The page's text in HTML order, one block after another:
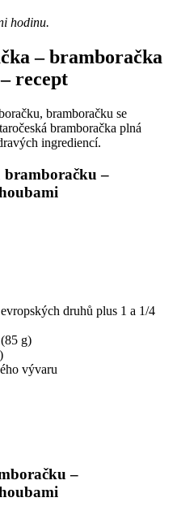
hodinu.
– bramboračka
recept
bramboračku se
bramboračka plná
ingrediencí.
bramboračku –
druhů plus 1 a 1/4
g)
vývaru
–